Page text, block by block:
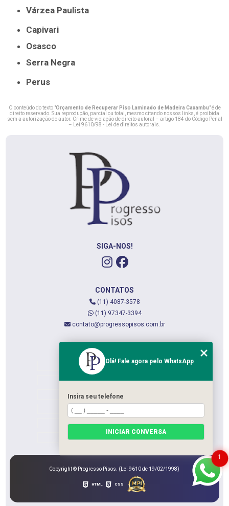
Várzea Paulista
Capivari
Osasco
Serra Negra
Perus
O conteúdo do texto "Orçamento de Recuperar Piso Laminado de Madeira Caxambu" é de
direito reservado. Sua reprodução, parcial ou total, mesmo citando nossos links, é proibida
sem a autorização do autor. Crime de violação de direito autoral – artigo 184 do Código Penal
–
Lei 9610/98 - Lei de direitos autorais
SIGA-NOS!
CONTATOS
(11) 4087-3578
(11) 97347-3394
contato@progressopisos.com.br
QUEM SOMOS
SERVIÇOS
CATEGORIAS
Copyright © Progresso Pisos. (Lei 9610 de 19/02/1998)
HTML CSS
1
Olá! Fale agora pelo WhatsApp
Insira seu telefone
INICIAR CONVERSA